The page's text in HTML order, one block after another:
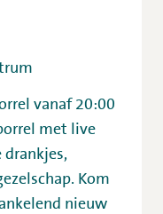
vanaf 20:00
met live
drankjes,
Kom
nieuw